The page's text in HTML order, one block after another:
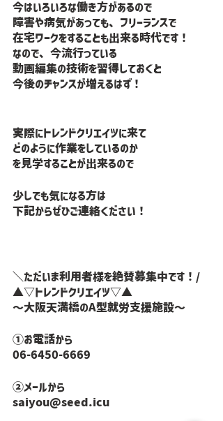
今はいろいろな働き方があるので
障害や病気があっても、フリーランスで
在宅ワークをすることも出来る時代です！
なので、今流行っている
動画編集の技術を習得しておくと
今後のチャンスが増えるはず！
実際にトレンドクリエイツに来て
どのように作業をしているのか
を見学することが出来るので
少しでも気になる方は
下記からぜひご連絡ください！
＼ただいま利用者様を絶賛募集中です！/
▲▽トレンドクリエイツ▽▲
〜大阪天満橋のA型就労支援施設〜
①お電話から
06-6450-6669
②メールから
saiyou@seed.icu